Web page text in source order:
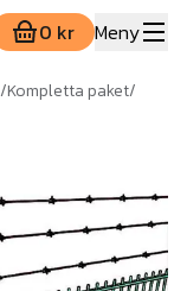
0 kr Meny
/Kompletta paket/